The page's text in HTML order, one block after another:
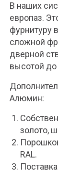
В наших
европаз.
фурнитуру
сложной
дверной
высотой
Алюмин:
золото,
RAL.